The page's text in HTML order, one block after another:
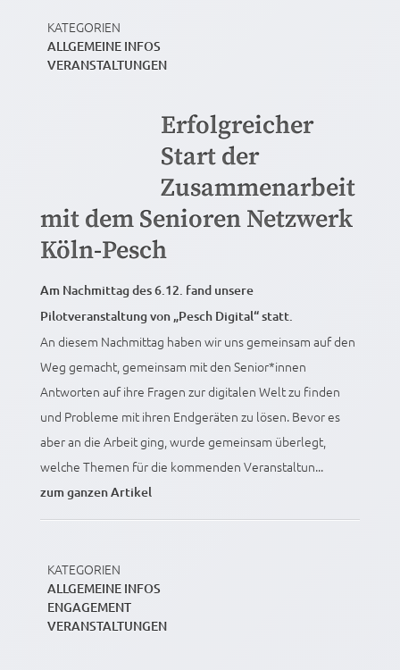
KATEGORIEN
ALLGEMEINE INFOS
VERANSTALTUNGEN
Erfolgreicher
Start der
Zusammenarbeit
mit dem Senioren Netzwerk
Köln-Pesch
Am Nachmittag des 6.12. fand unsere
Pilotveranstaltung von „Pesch Digital“ statt.
An diesem Nachmittag haben wir uns gemeinsam auf den
Weg gemacht, gemeinsam mit den Senior*innen
Antworten auf ihre Fragen zur digitalen Welt zu finden
und Probleme mit ihren Endgeräten zu lösen. Bevor es
aber an die Arbeit ging, wurde gemeinsam überlegt,
welche Themen für die kommenden Veranstaltun...
zum ganzen Artikel
KATEGORIEN
ALLGEMEINE INFOS
ENGAGEMENT
VERANSTALTUNGEN